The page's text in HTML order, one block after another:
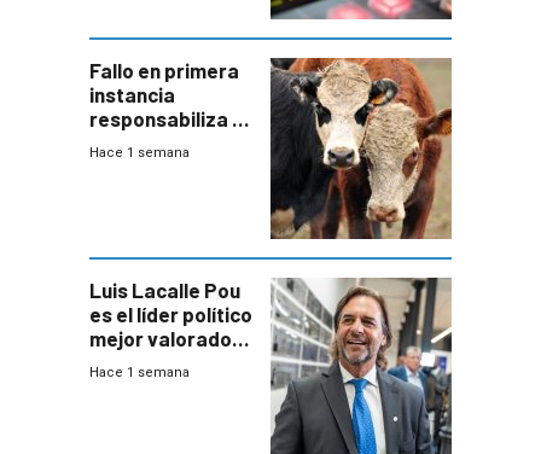
Fallo en primera
instancia
responsabiliza al
Estado por falta
Hace 1 semana
Luis Lacalle Pou
es el líder político
mejor valorado
del país, según
Hace 1 semana